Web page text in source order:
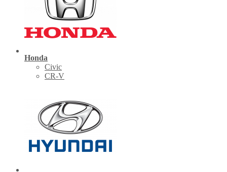
Honda
Civic
CR-V